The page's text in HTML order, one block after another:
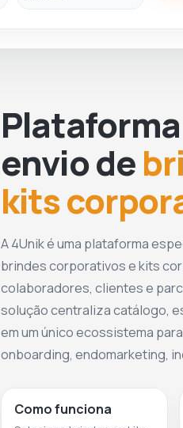
envio de
kits
A 4Unik é uma plataforma
brindes corporativos e kits
colaboradores, clientes e
solução centraliza catálogo,
em um único ecossistema
onboarding, endomarketing,
Como funciona